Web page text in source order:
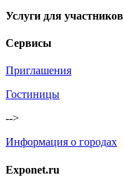
Услуги для участников
Сервисы
Приглашения
Гостиницы
-->
Информация о городах
Exponet.ru